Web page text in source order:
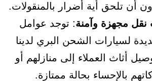
أن تلحق أية أضرار بالمنقولات.
نقل مجهزة وآمنة: توجد عوامل
لسيارات الشحن البري لدينا
أثاث العملاء إلى منازلهم أو
بالإحساء بحالة ممتازة.